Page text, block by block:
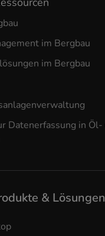
im Bergbau
im Bergbau
Datenerfassung in Öl-
& Lösungen